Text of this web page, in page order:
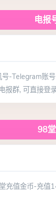
电报
号-Telegram账
群, 可直接登录
98
充值金币-充值